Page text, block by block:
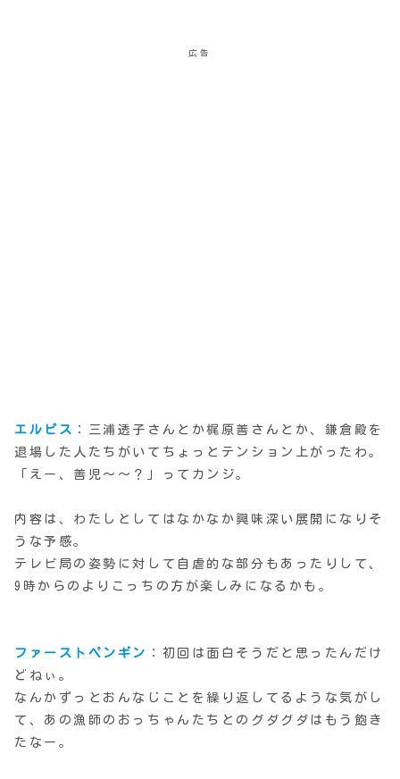
広告
エルピス
：三浦透子さんとか梶原善さんとか、鎌倉殿を
退場した人たちがいてちょっとテンション上がったわ。
「えー、善児〜〜？」ってカンジ。
内容は、わたしとしてはなかなか興味深い展開になりそ
うな予感。
テレビ局の姿勢に対して自虐的な部分もあったりして、
9時からのよりこっちの方が楽しみになるかも。
ファーストペンギン
：初回は面白そうだと思ったんだけ
どねぃ。
なんかずっとおんなじことを繰り返してるような気がし
て、あの漁師のおっちゃんたちとのグダグダはもう飽き
たなー。